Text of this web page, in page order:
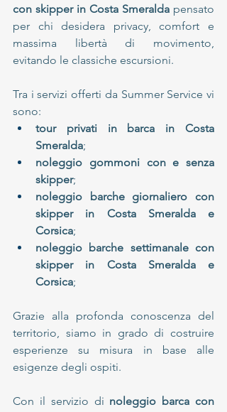
con skipper in Costa Smeralda pensato
per chi desidera privacy, comfort e
massima libertà di movimento,
evitando le classiche escursioni.
Tra i servizi offerti da Summer Service vi
sono:
tour privati in barca in Costa
Smeralda;
noleggio gommoni con e senza
skipper;
noleggio barche giornaliero con
skipper in Costa Smeralda e
Corsica;
noleggio barche settimanale con
skipper in Costa Smeralda e
Corsica;
Grazie alla profonda conoscenza del
territorio, siamo in grado di costruire
esperienze su misura in base alle
esigenze degli ospiti.
Con il servizio di noleggio barca con